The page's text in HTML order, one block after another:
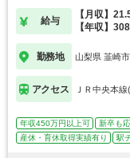
給与
【月収】
【年収】
勤務地 山梨県 韮崎市
アクセス ＪＲ中央本
年収450万円以上可 新卒も
産休・育休取得実績有り
駅